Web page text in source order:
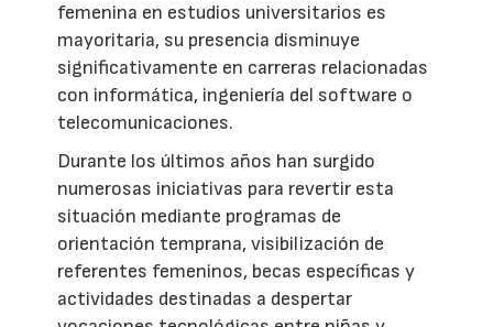
femenina en estudios universitarios es
mayoritaria, su presencia disminuye
significativamente en carreras relacionadas
con informática, ingeniería del software o
telecomunicaciones.
Durante los últimos años han surgido
numerosas iniciativas para revertir esta
situación mediante programas de
orientación temprana, visibilización de
referentes femeninos, becas específicas y
actividades destinadas a despertar